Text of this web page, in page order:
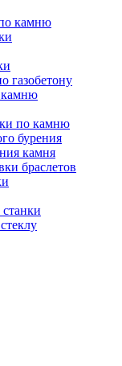
камню
газобетону
камню
по камню
бурения
камня
браслетов